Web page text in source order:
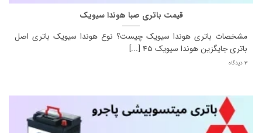
قیمت باتری صبا هوندا سیویک
مشخصات باتری هوندا سیویک چیست؟ نوع هوندا سیویک باتری اصل
باتری جایگزین هوندا سیویک 45 [...]
3 دیدگاه